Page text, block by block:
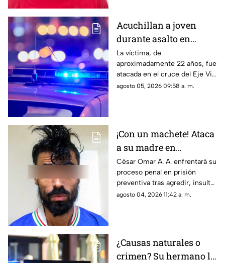
Acuchillan a joven
durante asalto en
estación de transporte
público en Eje Vial
La víctima, de
aproximadamente 22 años, fue
atacada en el cruce del Eje Vial
Juan Gabriel y calzada
agosto 05, 2026 09:58 a. m.
¡Con un machete! Ataca
a su madre en
Chihuahua; la amenazó
por no despertarlo para
ir a trabajar
César Omar A. A. enfrentará su
proceso penal en prisión
preventiva tras agredir, insultar
y amenazar de muerte a su
agosto 04, 2026 11:42 a. m.
¿Causas naturales o
crimen? Su hermano la